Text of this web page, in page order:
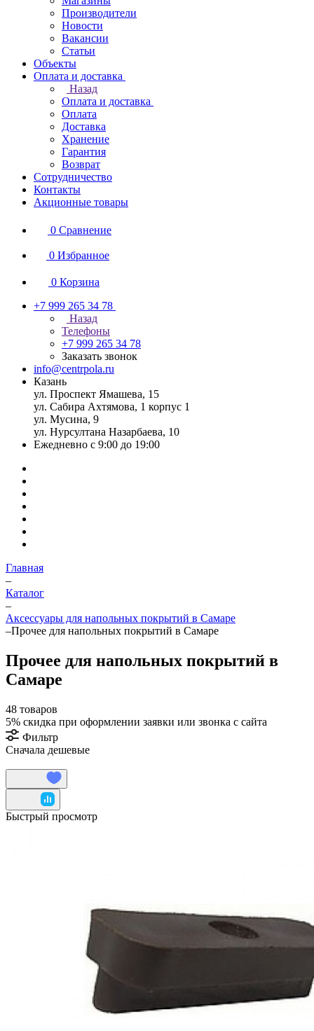
Производители
Новости
Вакансии
Статьи
Объекты
Оплата и доставка
Назад
Оплата и доставка
Оплата
Доставка
Хранение
Гарантия
Возврат
Сотрудничество
Контакты
Акционные товары
0 Сравнение
0 Избранное
0 Корзина
+7 999 265 34 78
Назад
Телефоны
+7 999 265 34 78
Заказать звонок
info@centrpola.ru
Казань
ул. Проспект Ямашева, 15
ул. Сабира Ахтямова, 1 корпус 1
ул. Мусина, 9
ул. Нурсултана Назарбаева, 10
Ежедневно с 9:00 до 19:00
Главная
–
Каталог
–
Аксессуары для напольных покрытий в Самаре
–Прочее для напольных покрытий в Самаре
Прочее для напольных покрытий в
Самаре
48 товаров
5% скидка при оформлении заявки или звонка с сайта
Фильтр
Сначала дешевые
Быстрый просмотр